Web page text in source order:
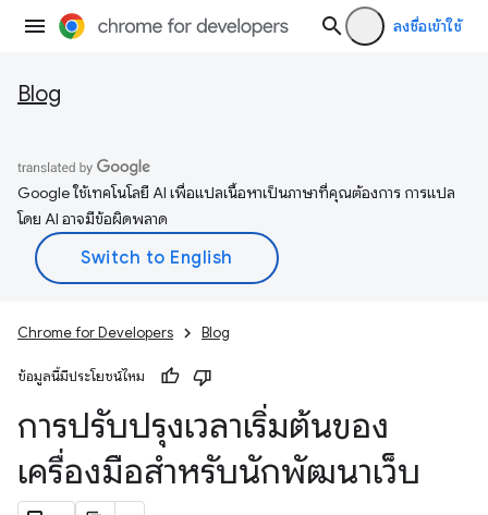
ลงชื่อเข้าใช้
Blog
Google ใช้เทคโนโลยี AI เพื่อแปลเนื้อหาเป็นภาษาที่คุณต้องการ การแปล
โดย AI อาจมีข้อผิดพลาด
Chrome for Developers Blog
ข้อมูลนี้มีประโยชน์ไหม
การปรับปรุงเวลาเริ่มต้นของ
เครื่องมือสำหรับนักพัฒนาเว็บ